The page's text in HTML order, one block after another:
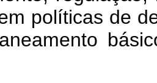
políticas de